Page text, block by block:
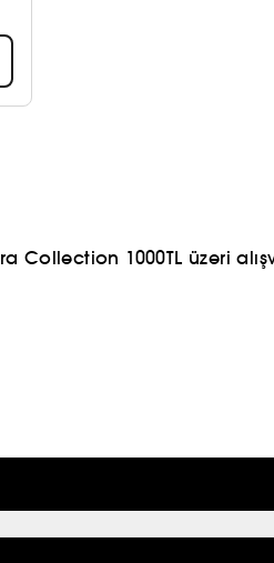
Collection 1000TL üzeri